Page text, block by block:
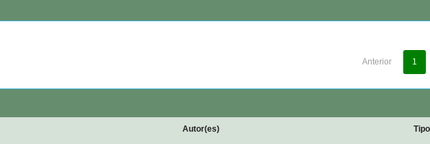
Anterior 1
Autor(es) Tipo